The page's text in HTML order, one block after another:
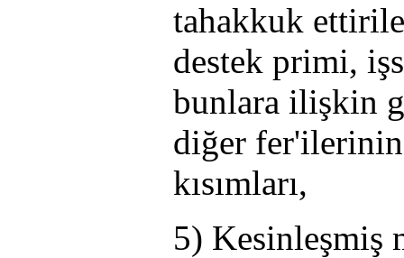
tahakkuk
destek primi,
bunlara ilişkin
diğer
kısımları,
5) Kesinleşmiş